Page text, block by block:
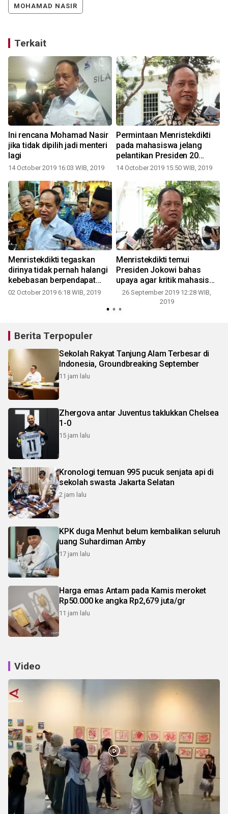
MOHAMAD NASIR
Terkait
Ini rencana Mohamad Nasir
jika tidak dipilih jadi menteri
lagi
14 October 2019 16:03 WIB, 2019
Permintaan Menristekdikti
pada mahasiswa jelang
pelantikan Presiden 20
Oktober
14 October 2019 15:50 WIB, 2019
Menristekdikti tegaskan
dirinya tidak pernah halangi
kebebasan berpendapat
mahasiswa
02 October 2019 6:18 WIB, 2019
Menristekdikti temui
Presiden Jokowi bahas
upaya agar kritik mahasiswa
disampaikan tanpa tindakan
26 September 2019 12:28 WIB,
2019
Berita Terpopuler
Sekolah Rakyat Tanjung Alam Terbesar di
Indonesia, Groundbreaking September
11 jam lalu
Zhergova antar Juventus taklukkan Chelsea
1-0
15 jam lalu
Kronologi temuan 995 pucuk senjata api di
sekolah swasta Jakarta Selatan
2 jam lalu
KPK duga Menhut belum kembalikan seluruh
uang Suhardiman Amby
17 jam lalu
Harga emas Antam pada Kamis meroket
Rp50.000 ke angka Rp2,679 juta/gr
11 jam lalu
Video